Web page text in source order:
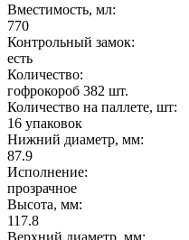
Вместимость, мл:
770
Контрольный замок:
есть
Количество:
гофрокороб 382 шт.
Количество на паллете, шт:
16 упаковок
Нижний диаметр, мм:
87.9
Исполнение:
прозрачное
Высота, мм:
117.8
Верхний диаметр, мм: